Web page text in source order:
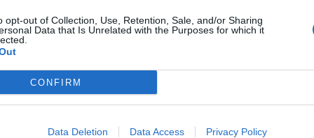
opt-out of Collection, Use, Retention, Sale, and/or Sharing
Data that Is Unrelated with the Purposes for which it
CONFIRM
Data Deletion Data Access Privacy Policy
en Streaming ⚽🍿🏀
El deporte no ocurre solo en el campo! ⚽🏈🏀
pantalla. 💥 De dramas épicos a risas puras. 🏆